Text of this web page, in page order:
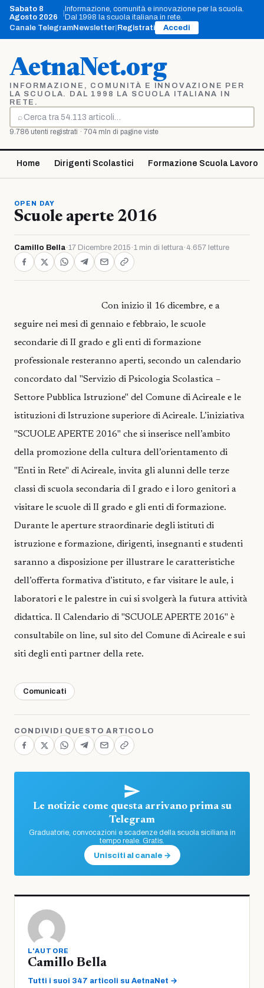
Vai
contenuto
Sabato 8
Agosto 2026
Informazione, comunità e innovazione per la scuola.
Dal 1998 la scuola italiana in rete.
Canale TelegramNewsletter Registrati Accedi
AetnaNet.org
INFORMAZIONE, COMUNITÀ E INNOVAZIONE PER
LA SCUOLA. DAL 1998 LA SCUOLA ITALIANA IN
RETE.
⌕
Cerca
9.786 utenti registrati · 704 mln di pagine viste
Home Dirigenti Scolastici Formazione Scuola Lavoro
OPEN DAY
Scuole aperte 2016
Camillo Bella·17 Dicembre 2015 ·1 min di lettura· 4.657 letture
Con inizio il 16 dicembre, e a
seguire nei mesi di gennaio e febbraio, le scuole
secondarie di II grado e gli enti di formazione
professionale resteranno aperti, secondo un calendario
concordato dal "Servizio di Psicologia Scolastica –
Settore Pubblica Istruzione" del Comune di Acireale e le
istituzioni di Istruzione superiore di Acireale. L’iniziativa
"SCUOLE APERTE 2016" che si inserisce nell’ambito
della promozione della cultura dell’orientamento di
"Enti in Rete" di Acireale, invita gli alunni delle terze
classi di scuola secondaria di I grado e i loro genitori a
visitare le scuole di II grado e gli enti di formazione.
Durante le aperture straordinarie degli istituti di
istruzione e formazione, dirigenti, insegnanti e studenti
saranno a disposizione per illustrare le caratteristiche
dell’offerta formativa d’istituto, e far visitare le aule, i
laboratori e le palestre in cui si svolgerà la futura attività
didattica. Il Calendario di "SCUOLE APERTE 2016" è
consultabile on line, sul sito del Comune di Acireale e sui
siti degli enti partner della rete.
Comunicati
CONDIVIDI QUESTO ARTICOLO
Le notizie come questa arrivano prima su
Telegram
Graduatorie, convocazioni e scadenze della scuola siciliana in
tempo reale. Gratis.
Unisciti al canale →
L'AUTORE
Camillo Bella
Tutti i suoi 347 articoli su AetnaNet →